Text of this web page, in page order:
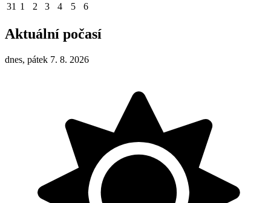
31 1 2 3 4 5 6
Aktuální počasí
dnes, pátek 7. 8. 2026